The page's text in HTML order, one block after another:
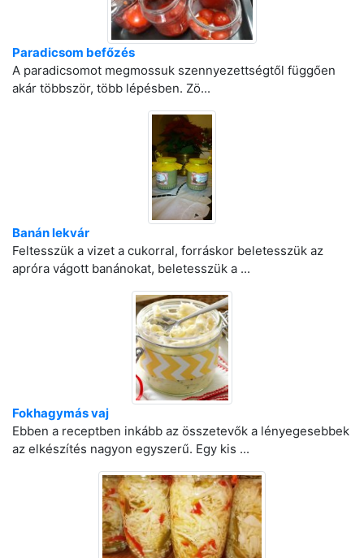
Paradicsom befőzés
A paradicsomot megmossuk szennyezettségtől függően
akár többször, több lépésben. Zö...
Banán lekvár
Feltesszük a vizet a cukorral, forráskor beletesszük az
apróra vágott banánokat, beletesszük a ...
Fokhagymás vaj
Ebben a receptben inkább az összetevők a lényegesebbek
az elkészítés nagyon egyszerű. Egy kis ...